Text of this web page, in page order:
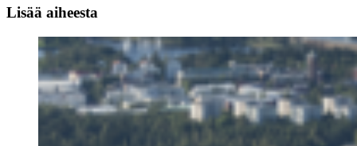
Lisää aiheesta